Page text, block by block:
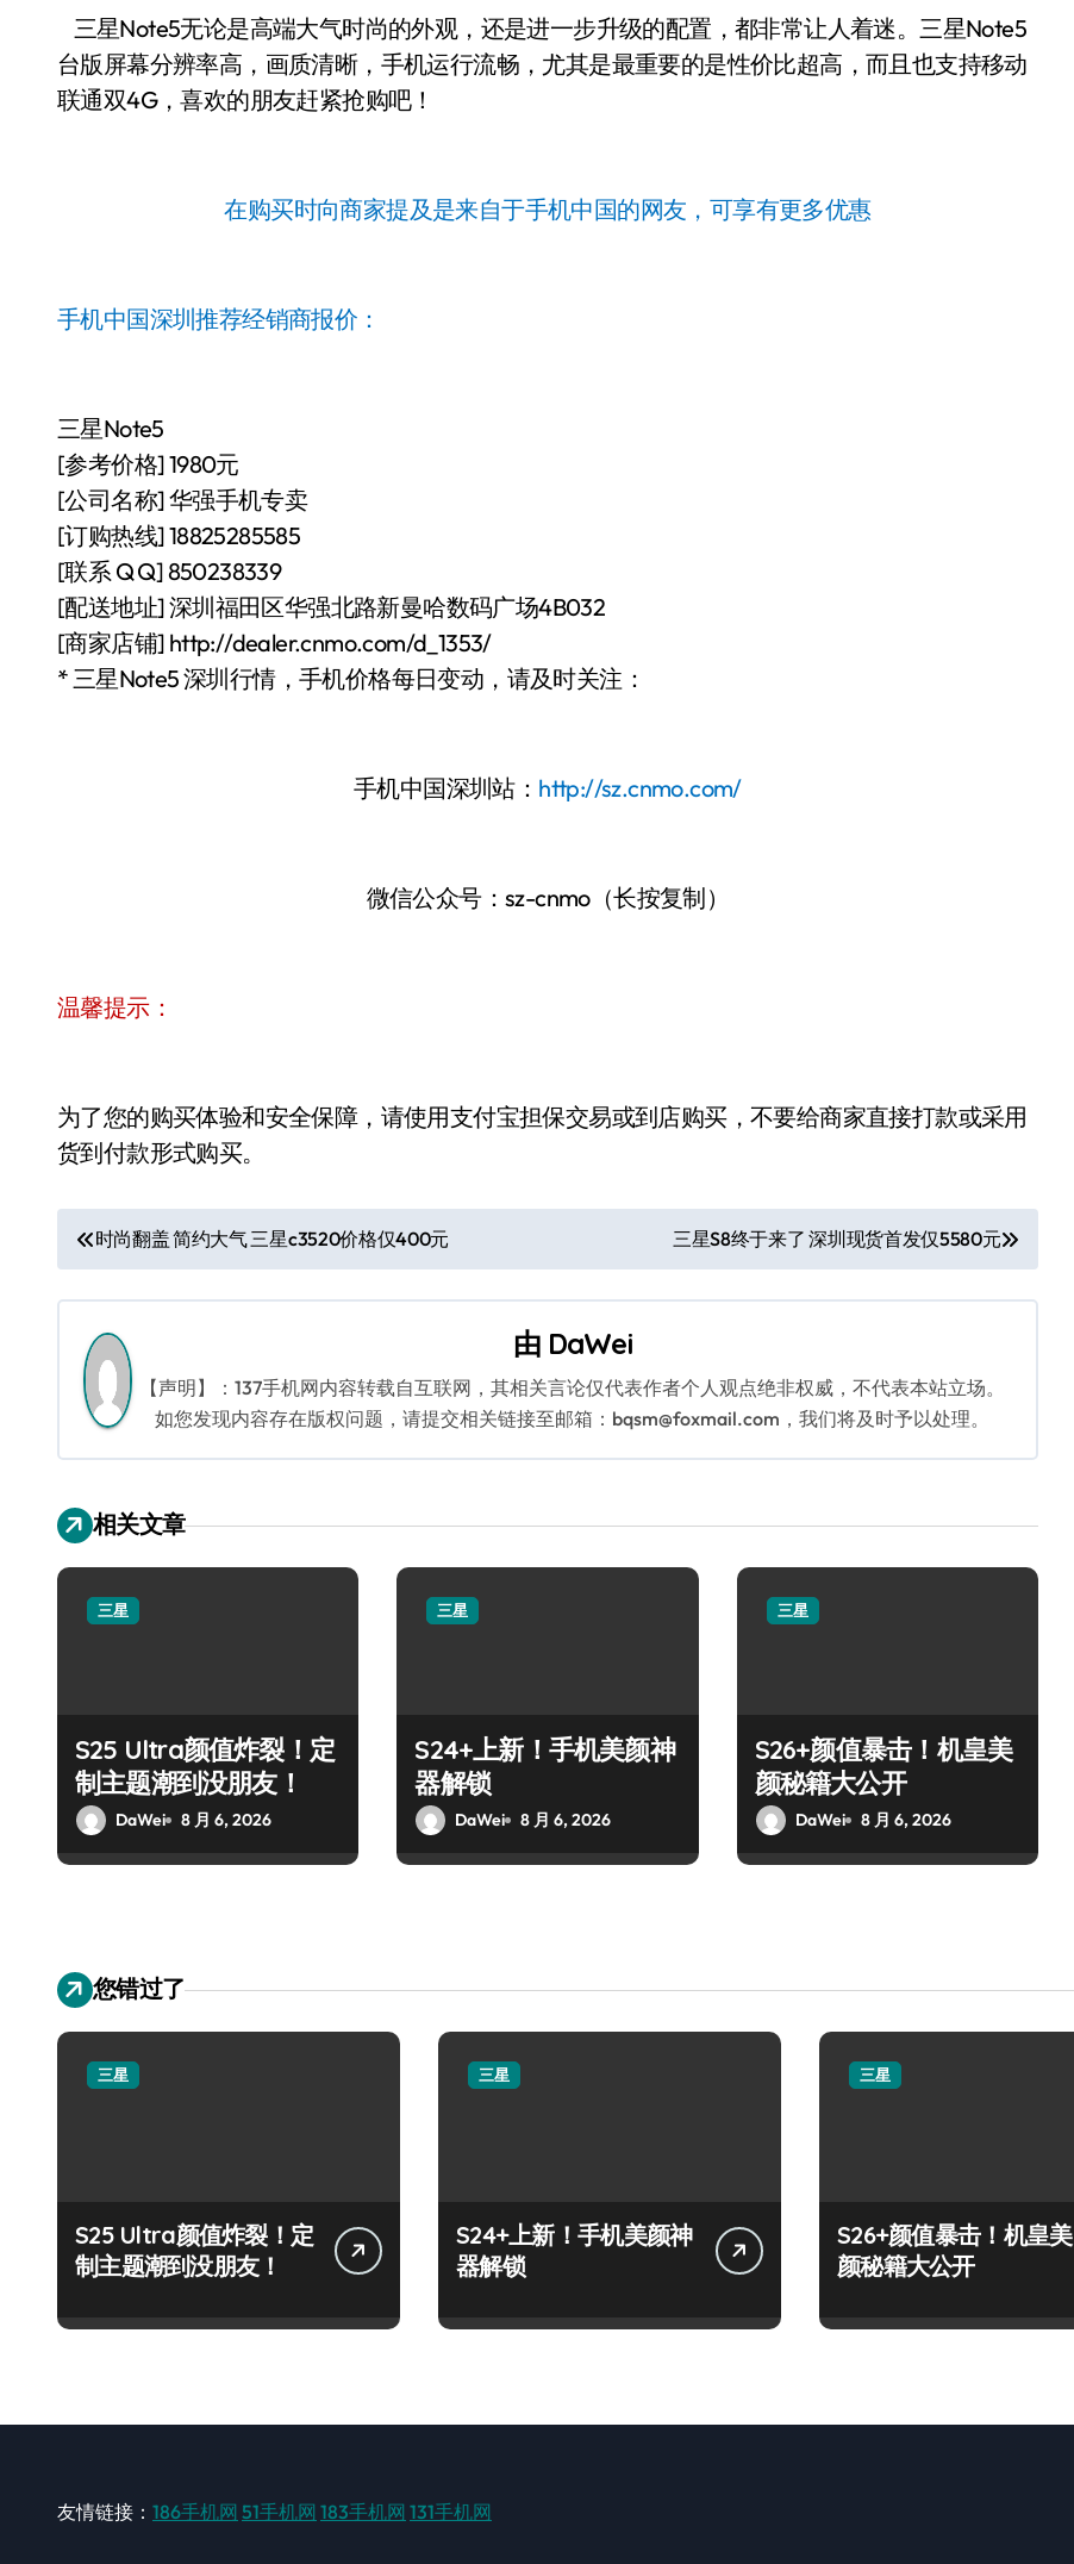
三星Note5无论是高端大气时尚的外观，还是进一步升级的配置，都非常让人着迷。三星Note5
台版屏幕分辨率高，画质清晰，手机运行流畅，尤其是最重要的是性价比超高，而且也支持移动
联通双4G，喜欢的朋友赶紧抢购吧！
在购买时向商家提及是来自于手机中国的网友，可享有更多优惠
手机中国深圳推荐经销商报价：
三星Note5
[参考价格] 1980元
[公司名称] 华强手机专卖
[订购热线] 18825285585
[联系 Q Q] 850238339
[配送地址] 深圳福田区华强北路新曼哈数码广场4B032
[商家店铺] http://dealer.cnmo.com/d_1353/
* 三星Note5 深圳行情，手机价格每日变动，请及时关注：
手机中国深圳站： http://sz.cnmo.com/
微信公众号：sz-cnmo（长按复制）
温馨提示：
为了您的购买体验和安全保障，请使用支付宝担保交易或到店购买，不要给商家直接打款或采用
货到付款形式购买。
文
章
导
航
时尚翻盖 简约大气 三星c3520价格仅400元 三星S8终于来了 深圳现货首发仅5580元
由 DaWei
【声明】：137手机网内容转载自互联网，其相关言论仅代表作者个人观点绝非权威，不代表本站立场。
如您发现内容存在版权问题，请提交相关链接至邮箱：bqsm@foxmail.com，我们将及时予以处理。
相关文章
三星
S25 Ultra颜值炸裂！定
制主题潮到没朋友！
DaWei 8 月 6, 2026
三星
S24+上新！手机美颜神
器解锁
DaWei 8 月 6, 2026
三星
S26+颜值暴击！机皇美
颜秘籍大公开
DaWei 8 月 6, 2026
您错过了
三星
S25 Ultra颜值炸裂！定
制主题潮到没朋友！
三星
S24+上新！手机美颜神
器解锁
三星
S26+颜值暴击！机皇美
颜秘籍大公开
友情链接： 186手机网 51手机网 183手机网 131手机网